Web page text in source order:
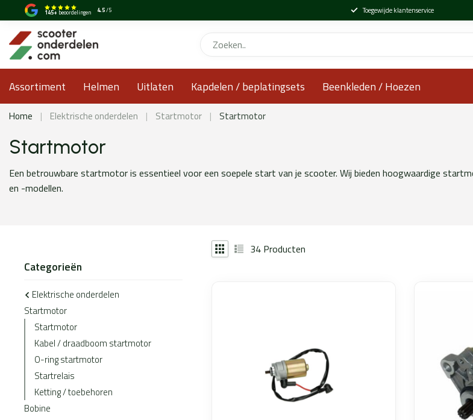
145+ beoordelingen 4.5/5 Toegewijde klantenservice
Assortiment Helmen Uitlaten Kapdelen / beplatingsets Beenkleden / Hoezen
Home | Elektrische onderdelen | Startmotor | Startmotor
Startmotor
Een betrouwbare startmotor is essentieel voor een soepele start van je scooter. Wij bieden hoogwaardige
en -modellen.
Categorieën
Elektrische onderdelen
Startmotor
Startmotor
Kabel / draadboom startmotor
O-ring startmotor
Startrelais
Ketting / toebehoren
Bobine
34 Producten